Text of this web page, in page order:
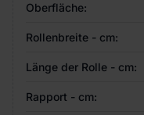
Oberfläche:
Rollenbreite - cm:
Länge der Rolle - cm:
Rapport - cm: